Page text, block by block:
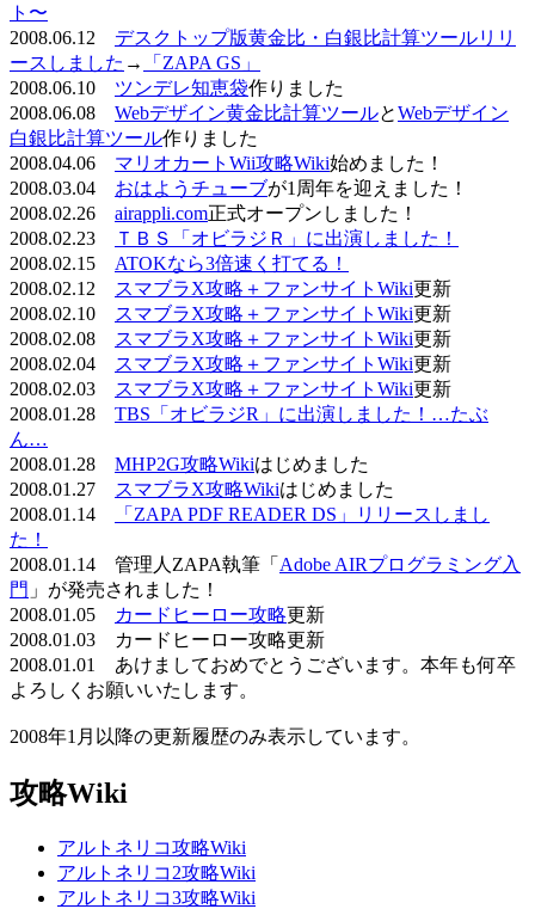
ト〜
2008.06.12 デスクトップ版黄金比・白銀比計算ツールリリ
ースしました →
「ZAPA GS」
2008.06.10 ツンデレ知恵袋作りました
2008.06.08 Webデザイン黄金比計算ツールとWebデザイン
白銀比計算ツール作りました
2008.04.06 マリオカートWii攻略Wiki始めました！
2008.03.04 おはようチューブが1周年を迎えました！
2008.02.26 airappli.com正式オープンしました！
2008.02.23
ＴＢＳ「オビラジＲ」に出演しました！
2008.02.15 ATOKなら3倍速く打てる！
2008.02.12
スマブラX攻略＋ファンサイトWiki更新
2008.02.10
スマブラX攻略＋ファンサイトWiki更新
2008.02.08
スマブラX攻略＋ファンサイトWiki更新
2008.02.04
スマブラX攻略＋ファンサイトWiki更新
2008.02.03
スマブラX攻略＋ファンサイトWiki更新
2008.01.28 TBS「オビラジR」に出演しました！…たぶ
ん…
2008.01.28 MHP2G攻略Wikiはじめました
2008.01.27
スマブラX攻略Wikiはじめました
2008.01.14
「ZAPA PDF READER DS」リリースしまし
た！
2008.01.14 管理人ZAPA執筆「 Adobe AIRプログラミング入
門 」が発売されました！
2008.01.05
カードヒーロー攻略更新
2008.01.03 カードヒーロー攻略更新
2008.01.01 あけましておめでとうございます。本年も何卒
よろしくお願いいたします。
2008年1月以降の更新履歴のみ表示しています。
攻略Wiki
アルトネリコ攻略Wiki
アルトネリコ2攻略Wiki
アルトネリコ3攻略Wiki